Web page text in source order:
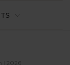
| 2026